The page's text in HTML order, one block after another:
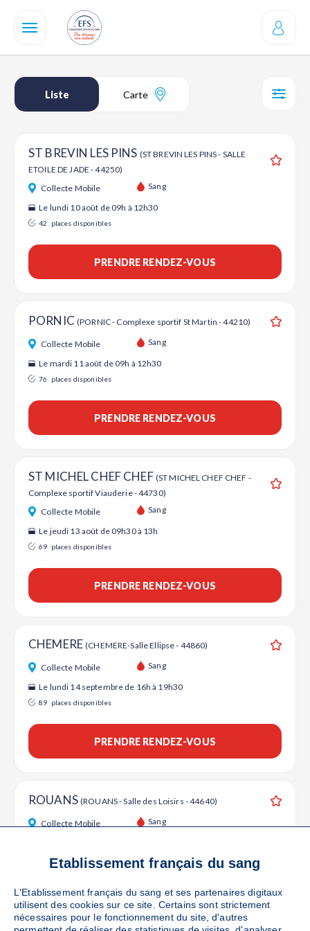
contenu
Liste Carte
ST BREVIN LES PINS (ST BREVIN LES PINS - SALLE
ETOILE DE JADE - 44250)
Collecte Mobile Sang
Le lundi 10 août de 09h à 12h30
42 places disponibles
PRENDRE RENDEZ-VOUS
PORNIC (PORNIC - Complexe sportif St Martin - 44210)
Collecte Mobile Sang
Le mardi 11 août de 09h à 12h30
76 places disponibles
PRENDRE RENDEZ-VOUS
ST MICHEL CHEF CHEF (ST MICHEL CHEF CHEF -
Complexe sportif Viauderie - 44730)
Collecte Mobile Sang
Le jeudi 13 août de 09h30 à 13h
69 places disponibles
PRENDRE RENDEZ-VOUS
CHEMERE(CHEMERE-Salle Ellipse - 44860)
Collecte Mobile Sang
Le lundi 14 septembre de 16h à 19h30
89 places disponibles
PRENDRE RENDEZ-VOUS
ROUANS (ROUANS - Salle des Loisirs - 44640)
Collecte Mobile Sang
places disponibles
PRENDRE RENDEZ-VOUS
Etablissement français du sang
L'Etablissement français du sang et ses partenaires digitaux
utilisent des cookies sur ce site. Certains sont strictement
nécessaires pour le fonctionnement du site, d'autres